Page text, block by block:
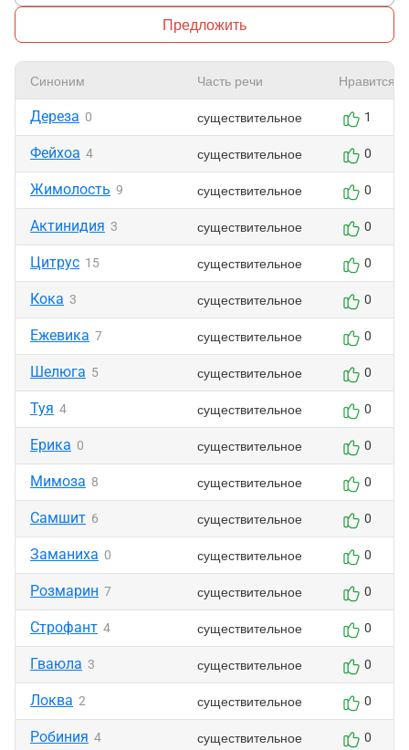
Предложить
Синоним Часть речи Нравится
Дереза 0 существительное 1
Фейхоа 4 существительное 0
Жимолость 9 существительное 0
Актинидия 3 существительное 0
Цитрус 15 существительное 0
Кока 3 существительное 0
Ежевика 7 существительное 0
Шелюга 5 существительное 0
Туя 4 существительное 0
Ерика 0 существительное 0
Мимоза 8 существительное 0
Самшит 6 существительное 0
Заманиха 0 существительное 0
Розмарин 7 существительное 0
Строфант 4 существительное 0
Гваюла 3 существительное 0
Локва 2 существительное 0
Робиния 4 существительное 0